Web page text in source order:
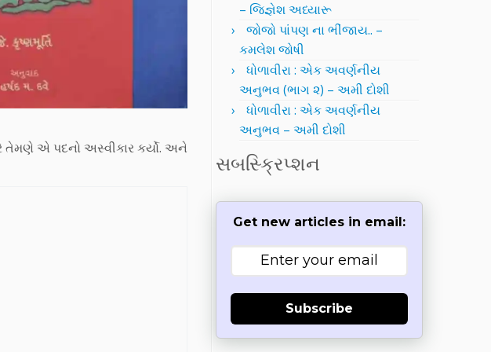
એ પદનો અસ્વીકાર કર્યો. અને
– જિજ્ઞેશ અધ્યારૂ
જોજો પાંપણ ના ભીંજાય.. –
કમલેશ જોષી
ધોળાવીરા : એક અવર્ણનીય
અનુભવ (ભાગ ૨) – અમી દોશી
ધોળાવીરા : એક અવર્ણનીય
અનુભવ – અમી દોશી
સબસ્ક્રિપ્શન
Get new articles in email:
Subscribe